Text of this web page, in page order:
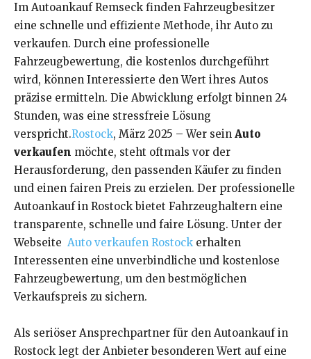
Im Autoankauf Remseck finden Fahrzeugbesitzer
eine schnelle und effiziente Methode, ihr Auto zu
verkaufen. Durch eine professionelle
Fahrzeugbewertung, die kostenlos durchgeführt
wird, können Interessierte den Wert ihres Autos
präzise ermitteln. Die Abwicklung erfolgt binnen 24
Stunden, was eine stressfreie Lösung
verspricht.Rostock, März 2025 – Wer sein Auto
verkaufen möchte, steht oftmals vor der
Herausforderung, den passenden Käufer zu finden
und einen fairen Preis zu erzielen. Der professionelle
Autoankauf in Rostock bietet Fahrzeughaltern eine
transparente, schnelle und faire Lösung. Unter der
Webseite Auto verkaufen Rostock erhalten
Interessenten eine unverbindliche und kostenlose
Fahrzeugbewertung, um den bestmöglichen
Verkaufspreis zu sichern.
Als seriöser Ansprechpartner für den Autoankauf in
Rostock legt der Anbieter besonderen Wert auf eine